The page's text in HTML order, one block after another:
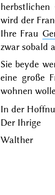
herbstlichen
wird der
Ihre Frau
zwar sobald
Sie beyde
eine große
wohnen
In der
Der Ihrige
Walther